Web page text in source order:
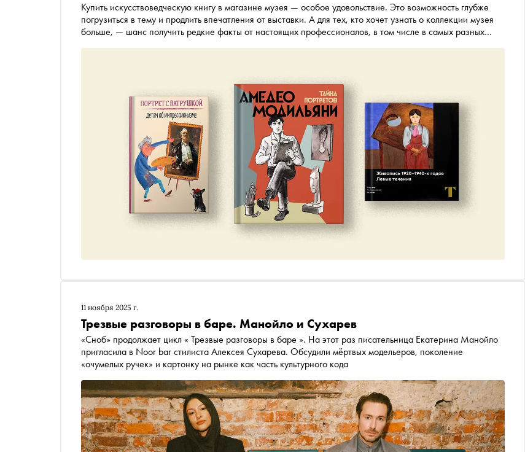
Купить искусствоведческую книгу в магазине музея — особое удовольствие. Это возможность глубже
погрузиться в тему и продлить впечатления от выставки. А для тех, кто хочет узнать о коллекции музея
больше, — шанс получить редкие факты от настоящих профессионалов, в том числе в самых разных
11 ноября 2025 г.
Трезвые разговоры в баре. Манойло и Сухарев
«Сноб» продолжает цикл « Трезвые разговоры в баре ». На этот раз писательница Екатерина Манойло
пригласила в Noor bar стилиста Алексея Сухарева. Обсудили мёртвых модельеров, поколение
«очумелых ручек» и картонку на рынке как часть культурного кода